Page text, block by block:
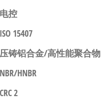
电控
ISO 15407
压铸铝合金/高性能聚合物
NBR/HNBR
CRC 2